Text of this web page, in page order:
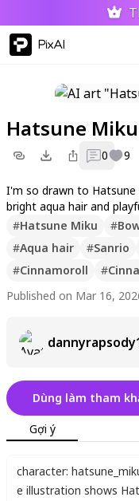
PixAI
Hatsune
0 9
I'm so drawn to Hatsune
bright aqua hair and
the sweet detail make
comment — I can't wait
ith you!
#Hatsune Miku #
#Aqua hair #Sanrio
#Cinnamoroll #
Published on Mar 16,
Dùng làm tham
Gợi ý
character:
e illustration shows